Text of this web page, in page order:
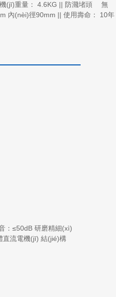
機(jī)重量： 4.6KG || 防濺堵頭 無
內(nèi)徑90mm || 使用壽命： 10年
：≤50dB 研磨精細(xì)
直流電機(jī) 結(jié)構